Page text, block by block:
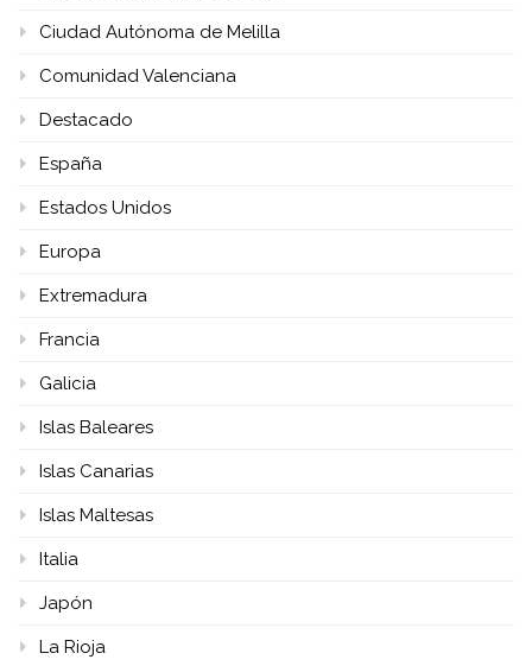
Ciudad Autónoma de Melilla
Comunidad Valenciana
Destacado
España
Estados Unidos
Europa
Extremadura
Francia
Galicia
Islas Baleares
Islas Canarias
Islas Maltesas
Italia
Japón
La Rioja